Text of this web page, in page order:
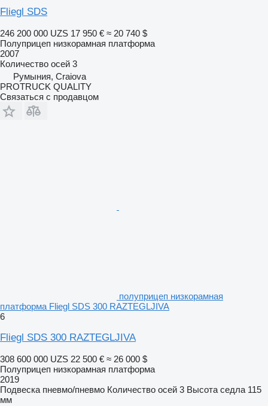
Fliegl SDS
246 200 000 UZS 17 950 € ≈ 20 740 $
Полуприцеп низкорамная платформа
2007
Количество осей 3
Румыния, Craiova
PROTRUCK QUALITY
Связаться с продавцом
полуприцеп низкорамная
платформа Fliegl SDS 300 RAZTEGLJIVA
6
Fliegl SDS 300 RAZTEGLJIVA
308 600 000 UZS 22 500 € ≈ 26 000 $
Полуприцеп низкорамная платформа
2019
Подвеска пневмо/пневмо Количество осей 3 Высота седла 115
мм